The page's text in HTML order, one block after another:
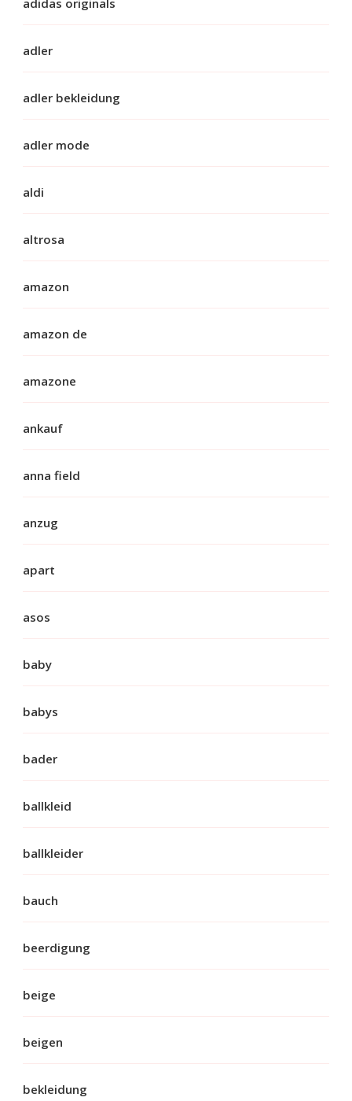
adler
adler bekleidung
adler mode
aldi
altrosa
amazon
amazon de
amazone
ankauf
anna field
anzug
apart
asos
baby
babys
bader
ballkleid
ballkleider
bauch
beerdigung
beige
beigen
bekleidung